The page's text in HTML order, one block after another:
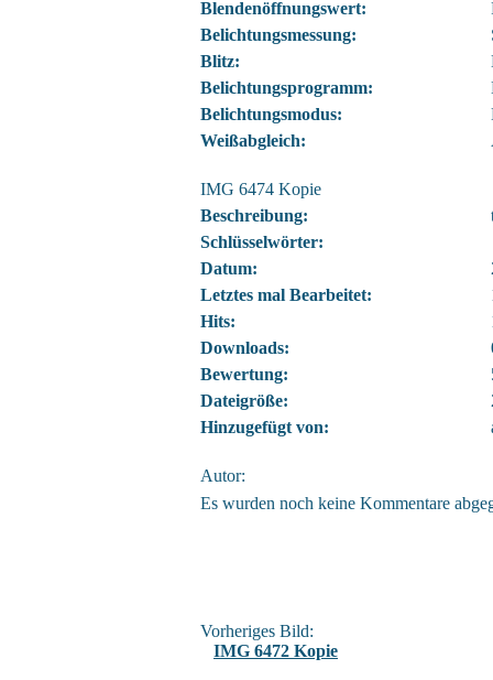
Blendenöffnungswert:
Belichtungsmessung:
Blitz:
Belichtungsprogramm:
Belichtungsmodus:
Weißabgleich:
IMG 6474 Kopie
Beschreibung:
Schlüsselwörter:
Datum:
Letztes mal Bearbeitet:
Hits:
Downloads:
Bewertung:
Dateigröße:
Hinzugefügt von:
Autor:
Es wurden noch keine Kommentare
Vorheriges Bild:
IMG 6472 Kopie